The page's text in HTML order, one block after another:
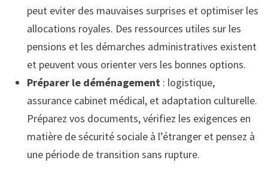
peut eviter des mauvaises surprises et optimiser les
allocations royales. Des ressources utiles sur les
pensions et les démarches administratives existent
et peuvent vous orienter vers les bonnes options.
Préparer le déménagement: logistique,
assurance cabinet médical, et adaptation culturelle.
Préparez vos documents, vérifiez les exigences en
matière de sécurité sociale à l’étranger et pensez à
une période de transition sans rupture.